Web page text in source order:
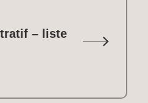
– liste